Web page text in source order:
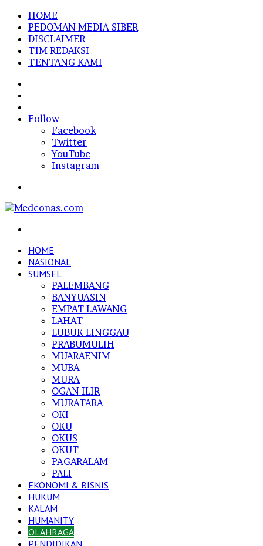
HOME
PEDOMAN MEDIA SIBER
DISCLAIMER
TIM REDAKSI
TENTANG KAMI
In
Follow
Facebook
Twitter
YouTube
Instagram
HOME
NASIONAL
SUMSEL
PALEMBANG
BANYUASIN
EMPAT LAWANG
LAHAT
LUBUK LINGGAU
PRABUMULIH
MUARAENIM
MUBA
MURA
OGAN ILIR
MURATARA
OKI
OKU
OKUS
OKUT
PAGARALAM
PALI
EKONOMI & BISNIS
HUKUM
KALAM
HUMANITY
OLAHRAGA
PENDIDIKAN